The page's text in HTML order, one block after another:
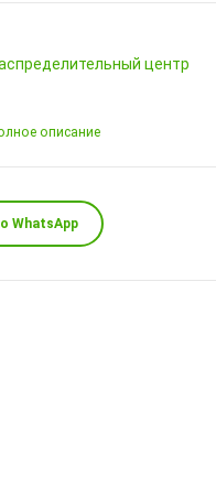
центр
описание
WhatsApp